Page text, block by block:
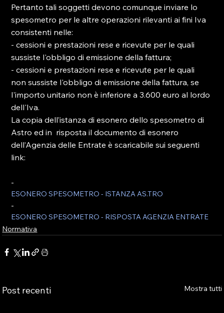
Pertanto tali soggetti devono comunque inviare lo
spesometro per le altre operazioni rilevanti ai fini Iva
consistenti nelle:
- cessioni e prestazioni rese e ricevute per le quali
sussiste l'obbligo di emissione della fattura;
- cessioni e prestazioni rese e ricevute per le quali
non sussiste l'obbligo di emissione della fattura, se
l'importo unitario non è inferiore a 3.600 euro al lordo
dell'Iva.
La copia dell’istanza di esonero dello spesometro di
Astro ed in  risposta il documento di esonero
dell’Agenzia delle Entrate è scaricabile sui seguenti
-
ESONERO SPESOMETRO - ISTANZA AS.TRO
-
ESONERO SPESOMETRO - RISPOSTA AGENZIA ENTRATE
Normativa
Post recenti Mostra tutti